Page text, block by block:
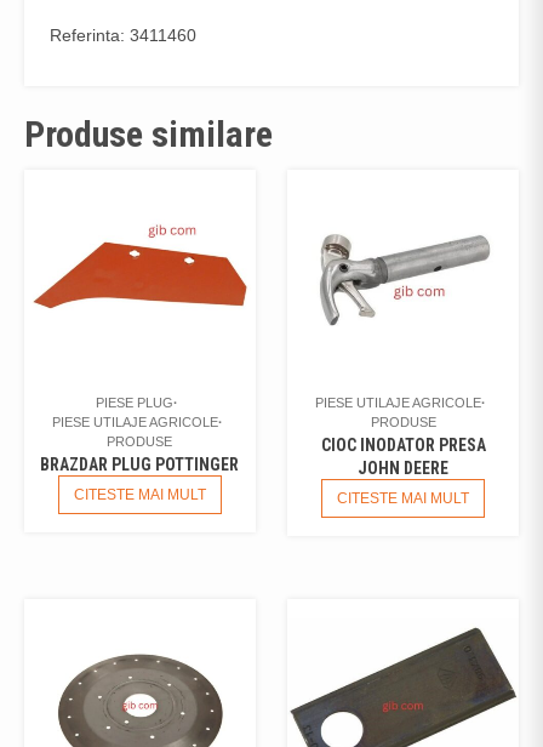
Referinta: 3411460
Produse similare
PIESE PLUG
PIESE UTILAJE AGRICOLE
PRODUSE
BRAZDAR PLUG POTTINGER
CITESTE MAI MULT
PIESE UTILAJE AGRICOLE
PRODUSE
CIOC INODATOR PRESA
JOHN DEERE
CITESTE MAI MULT